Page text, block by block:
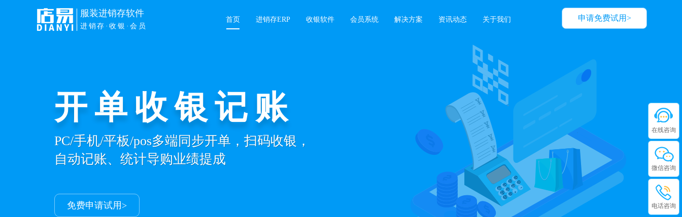
申请免费试用>
服装进销存软件
进销存·收银·会员
首页 进销存ERP 收银软件 会员系统 解决方案 资讯动态 关于我们
开单收银记账
PC/手机/平板/pos多端同步开单，扫码收银，
自动记账、统计导购业绩提成
免费申请试用>
在线咨询
微信咨询
电话咨询